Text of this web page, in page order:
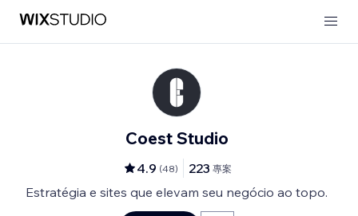
Coest Studio
4.9 (48) 223 專案
Estratégia e sites que elevam seu negócio ao topo.